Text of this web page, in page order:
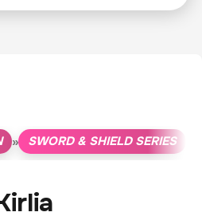
» SWORD & SHIELD SERIES